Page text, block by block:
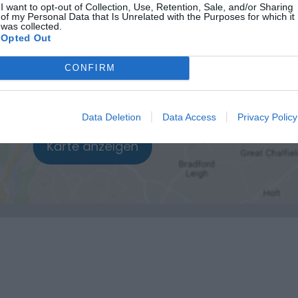
I want to opt-out of Collection, Use, Retention, Sale, and/or Sharing
of my Personal Data that Is Unrelated with the Purposes for which it
was collected.
Opted Out
CONFIRM
Data Deletion Data Access Privacy Policy
Karte anzeigen